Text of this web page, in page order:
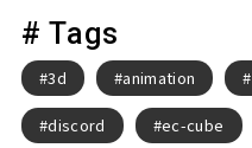
# Tags
3d animation
discord ec-cube